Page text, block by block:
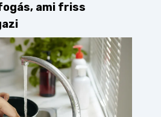
ami friss